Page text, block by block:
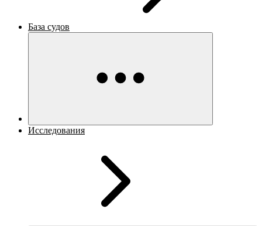
База судов
Исследования